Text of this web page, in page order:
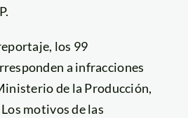
los 99
a infracciones
de la Producción,
motivos de las